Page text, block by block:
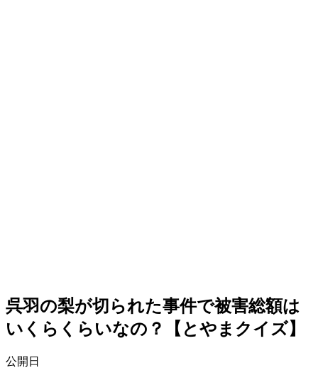
呉羽の梨が切られた事件で被害総額は
いくらくらいなの？【とやまクイズ】
公開日